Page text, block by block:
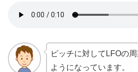
ピッチに対してLFOの
ようになっています。